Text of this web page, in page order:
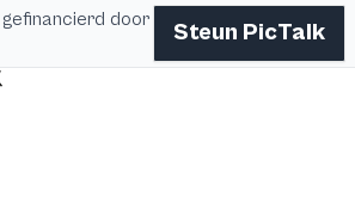
door
Steun PicTalk